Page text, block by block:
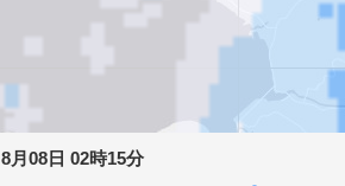
8月08日 02時15分